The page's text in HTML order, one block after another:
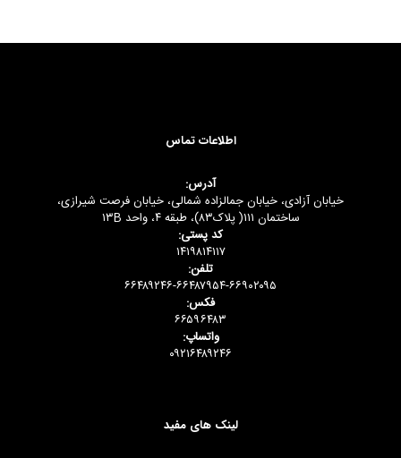
اطلاعات تماس
آدرس:
خیابان آزادی، خیابان جمالزاده شمالی، خیابان فرصت شیرازی،
ساختمان ۱۱۱( پلاک۸۳)، طبقه ۴، واحد ۱۳B
کد پستی:
۱۴۱۹۸۱۴۱۱۷
تلفن:
۶۶۴۸۹۲۴۶-۶۶۴۸۷۹۵۴-۶۶۹۰۲۰۹۵
فکس:
۶۶۵۹۶۴۸۳
واتساپ:
۰۹۲۱۶۴۸۹۲۴۶
لینک های مفید